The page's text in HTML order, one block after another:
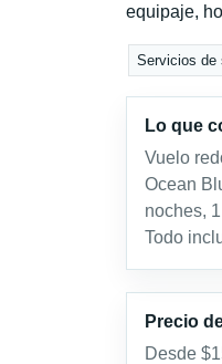
equipaje,
Servicios de
Lo que
Vuelo
Ocean
noches,
Todo
Precio
Desde